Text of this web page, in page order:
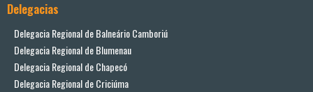
Delegacias
Delegacia Regional de Balneário Camboriú
Delegacia Regional de Blumenau
Delegacia Regional de Chapecó
Delegacia Regional de Criciúma